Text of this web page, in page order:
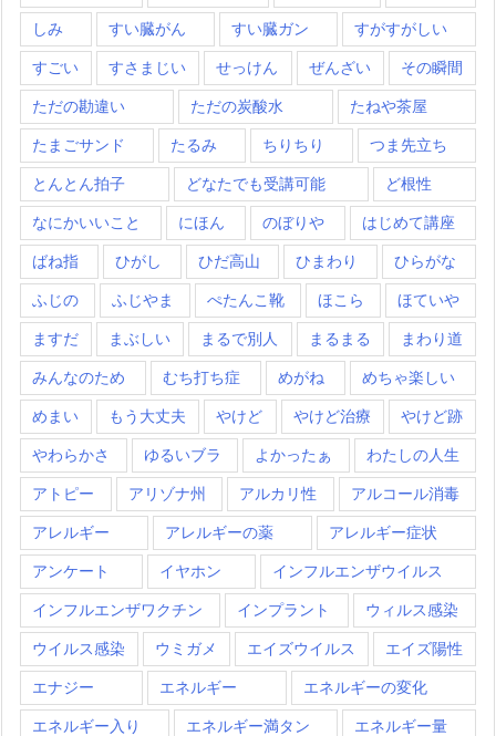
しみ すい臓がん すい臓ガン すがすがしい
すごい すさまじい せっけん ぜんざい その瞬間
ただの勘違い ただの炭酸水 たねや茶屋
たまごサンド たるみ ちりちり つま先立ち
とんとん拍子 どなたでも受講可能 ど根性
なにかいいこと にほん のぼりや はじめて講座
ばね指 ひがし ひだ高山 ひまわり ひらがな
ふじの ふじやま ぺたんこ靴 ほこら ほていや
ますだ まぶしい まるで別人 まるまる まわり道
みんなのため むち打ち症 めがね めちゃ楽しい
めまい もう大丈夫 やけど やけど治療 やけど跡
やわらかさ ゆるいブラ よかったぁ わたしの人生
アトピー アリゾナ州 アルカリ性 アルコール消毒
アレルギー アレルギーの薬 アレルギー症状
アンケート イヤホン インフルエンザウイルス
インフルエンザワクチン インプラント ウィルス感染
ウイルス感染 ウミガメ エイズウイルス エイズ陽性
エナジー エネルギー エネルギーの変化
エネルギー入り エネルギー満タン エネルギー量